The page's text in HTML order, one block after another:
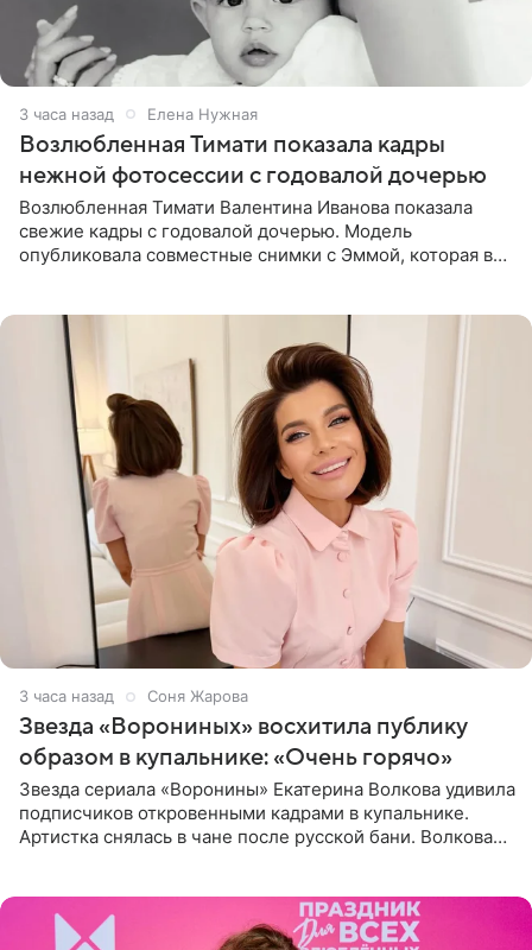
3 часа назад Елена Нужная
Возлюбленная Тимати показала кадры
нежной фотосессии с годовалой дочерью
Возлюбленная Тимати Валентина Иванова показала
свежие кадры с годовалой дочерью. Модель
опубликовала совместные снимки с Эммой, которая в
3 часа назад Соня Жарова
Звезда «Ворониных» восхитила публику
образом в купальнике: «Очень горячо»
Звезда сериала «Воронины» Екатерина Волкова удивила
подписчиков откровенными кадрами в купальнике.
Артистка снялась в чане после русской бани. Волкова